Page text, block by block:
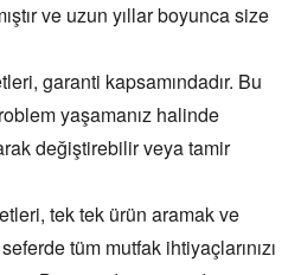
ve uzun yıllar boyunca size
garanti kapsamındadır. Bu
yaşamanız halinde
değiştirebilir veya tamir
tek tek ürün aramak ve
tüm mutfak ihtiyaçlarınızı